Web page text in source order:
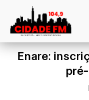
Enare: